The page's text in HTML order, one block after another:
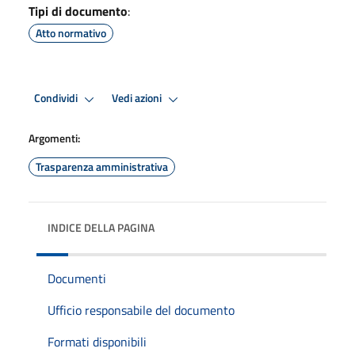
Tipi di documento:
Atto normativo
Condividi Vedi azioni
Argomenti:
Trasparenza amministrativa
INDICE DELLA PAGINA
Documenti
Ufficio responsabile del documento
Formati disponibili